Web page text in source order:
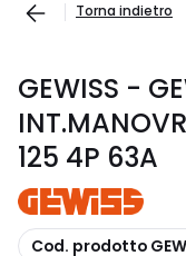
Torna indietro
GEWISS -
125 4P 63A
copia
Cod. prodotto